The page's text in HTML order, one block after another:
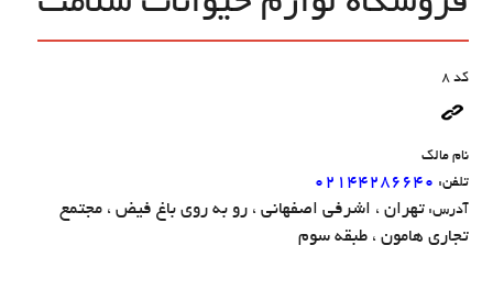
کد8
نام مالک
تلفن: ۰۲۱۴۴۲۸۶۶۴۰
آدرس:تهران ، اشرفی اصفهانی ، رو به روی باغ فیض ، مجتمع
تجاری هامون ، طبقه سوم